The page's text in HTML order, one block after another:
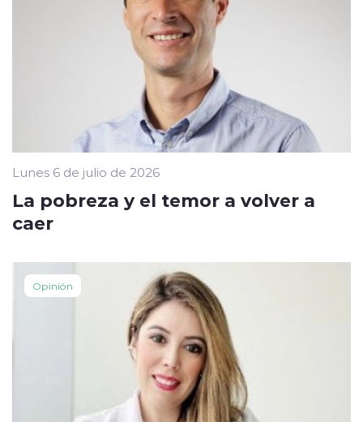
Lunes 6 de julio de 2026
La pobreza y el temor a volver a
caer
Opinión